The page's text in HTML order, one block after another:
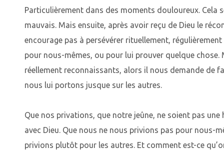
Particulièrement dans des moments douloureux. Cela
mauvais. Mais ensuite, après avoir reçu de Dieu le
encourage pas à persévérer rituellement,
pour nous-mêmes, ou pour lui prouver quelque chose.
réellement reconnaissants, alors il nous demande de
nous lui portons jusque sur les autres.
Que nos privations, que notre jeûne, ne soient pas une
avec Dieu. Que nous ne nous privions pas pour nous-
privions plutôt pour les autres. Et comment est-ce